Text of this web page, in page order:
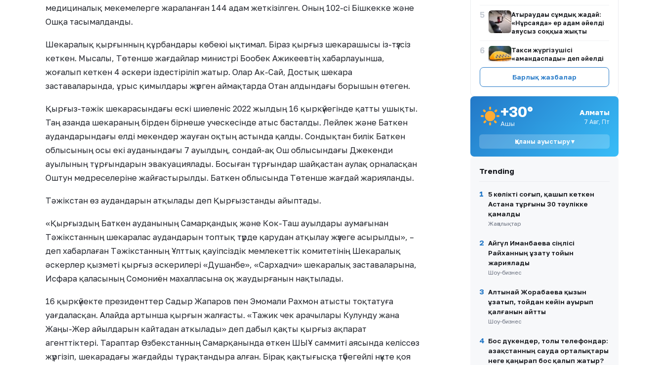
медициналық мекемелерге жараланған 144 адам жеткізілген. Оның 102-сі Бішкекке және
Ошқа тасымалданды.
Шекаралық қырғынның құрбандары көбеюі ықтимал. Біраз қырғыз шекарашысы із-түзсіз
кеткен. Мысалы, Төтенше жағдайлар министрі Бообек Ажикеевтің хабарлауынша,
жоғалып кеткен 4 әскери іздестіріліп жатыр. Олар Ак-Сай, Достық шекара
заставаларында, ұрыс қимылдары жүрген аймақтарда Отан алдындағы борышын өтеген.
Қырғыз-тәжік шекарасындағы ескі шиеленіс 2022 жылдың 16 қыркүйегінде қатты ушықты.
Таң азанда шекараның бірден бірнеше уческесінде атыс басталды. Лейлек және Баткен
аудандарындағы елді мекендер жауған оқтың астында қалды. Сондықтан билік Баткен
облысының осы екі ауданындағы 7 ауылдың, сондай-ақ Ош облысындағы Джекенди
ауылының тұрғындарын эвакуациялады. Босыған тұрғындар шайқастан аулақ орналасқан
Оштун медреселеріне жайғастырылды. Баткен облысында Төтенше жағдай жарияланды.
Тәжікстан өз аудандарын атқылады деп Қырғызстанды айыптады.
«Қырғыздың Баткен ауданының Самарқандық және Кок-Таш ауылдары аумағынан
Тәжікстанның шекаралас аудандарын топтық түрде қарудан атқылау жүзеге асырылды», –
деп хабарлаған Тәжікстанның Ұлттық қауіпсіздік мемлекеттік комитетінің Шекаралық
әскерлер қызметі қырғыз әскерилері «Душанбе», «Сархадчи» шекаралық заставаларына,
Исфара қаласының Сомониён махалласына оқ жаудырғанын нақтылады.
16 қыркүйекте президенттер Садыр Жапаров пен Эмомали Рахмон атысты тоқтатуға
уағдаласқан. Алайда артынша қырғын жалғасты. «Тажик чек арачылары Кулунду жана
Жаңы-Жер айылдарын кайтадан аткылады» деп дабыл қақты қырғыз ақпарат
агенттіктері. Тараптар Өзбекстанның Самарқанында өткен ШЫҰ саммиті аясында келіссөз
жүргізіп, шекарадағы жағдайды тұрақтандыра алған. Бірақ қақтығысқа түбегейлі нүкте қоя
5
Атыраудағы сұмдық жағдай:
«Нұрсаяда» ер адам әйелді
аяусыз соққыға жықты
6
Такси жүргізушісі
«амандаспады» деп әйелді
көліктен қуған
7
Семейде бұрынғы әйелін
8
Ақтөбе облысындағы жаппай
9
сиыр сауып, көзге түсті
10
1,4 млрд теңге бөлінді:
Бурабай мен Щучинскіде су
жүйелері қайтарылған
активтер есебінен
Барлық жазбалар
+30°
Ашық
Алматы
7 Авг, Пт
Қаланы ауыстыру ▾
Trending
1
5 көлікті соғып, қашып кеткен
Астана тұрғыны 30 тәулікке
қамалды
Жаңалықтар
2 Айгүл Иманбаева сіңлісі
Райханның ұзату тойын
жариялады
Шоу-бизнес
3 Алтынай Жорабаева қызын
ұзатып, тойдан кейін ауырып
қалғанын айтты
Шоу-бизнес
4 Бос дүкендер, толы телефондар:
Қазақстанның сауда орталықтары
неге қаңырап бос қалып жатыр?